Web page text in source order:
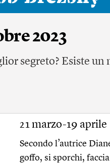
2023
segreto? Esiste
21 marzo-19 aprile
Secondo l’autrice
goffo, si sporchi,